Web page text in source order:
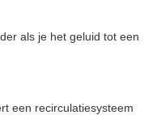
als je het geluid tot een
een recirculatiesysteem